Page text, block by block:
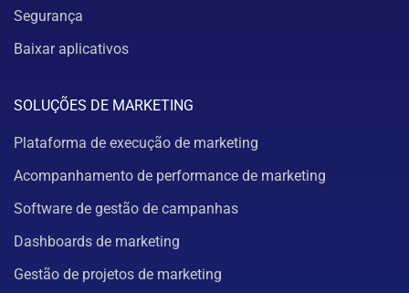
Segurança
Baixar aplicativos
SOLUÇÕES DE MARKETING
Plataforma de execução de marketing
Acompanhamento de performance de marketing
Software de gestão de campanhas
Dashboards de marketing
Gestão de projetos de marketing